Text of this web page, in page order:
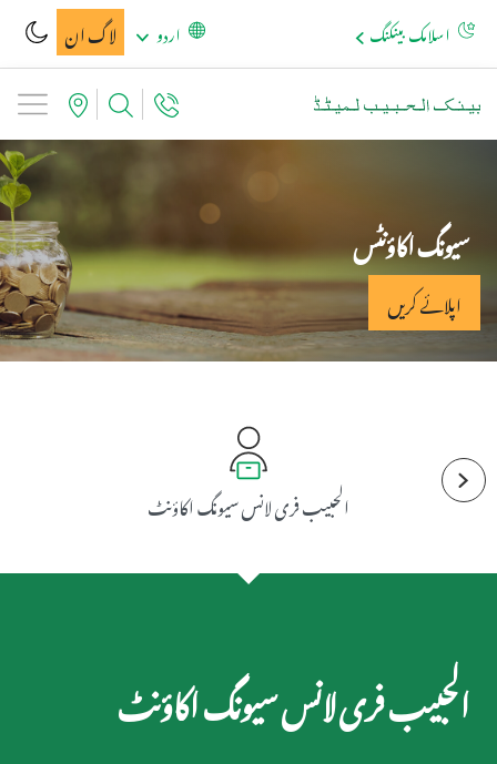
لاگ ان اردو اسلامک بینکنگ
سیونگ اکاؤنٹس
اپلائے کریں
الحبیب فری لانس سیونگ اکاؤنٹ
الحبیب فری لانس سیونگ اکاؤنٹ